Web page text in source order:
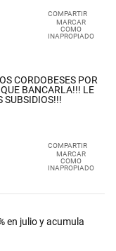
COMPARTIR
MARCAR
COMO
INAPROPIADO
CORDOBESES POR
BANCARLA!!! LE
SUBSIDIOS!!!
COMPARTIR
MARCAR
COMO
INAPROPIADO
en los
en CABA marcó
en julio y acumula